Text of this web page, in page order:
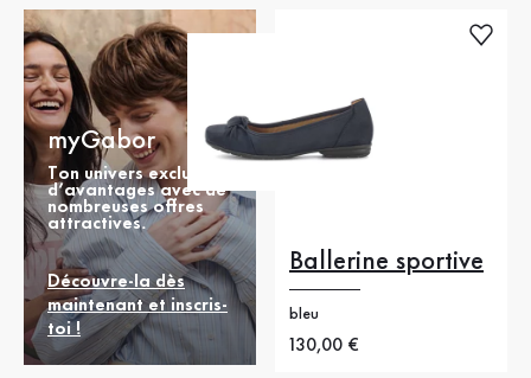
myGabor
Ton univers exclusif
d’avantages avec de
nombreuses offres
attractives.
Découvre-la dès
maintenant et inscris-
toi !
Ballerine sportive
bleu
Nouveau prix
130,00 €